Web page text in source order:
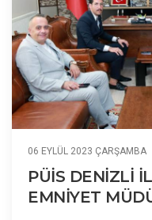
06 EYLÜL 2023 ÇARŞAMBA
PÜİS DENİZLİ
EMNİYET